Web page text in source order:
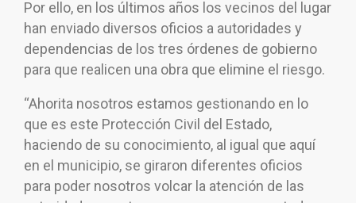
Por ello, en los últimos años los vecinos del lugar
han enviado diversos oficios a autoridades y
dependencias de los tres órdenes de gobierno
para que realicen una obra que elimine el riesgo.
“Ahorita nosotros estamos gestionando en lo
que es este Protección Civil del Estado,
haciendo de su conocimiento, al igual que aquí
en el municipio, se giraron diferentes oficios
para poder nosotros volcar la atención de las